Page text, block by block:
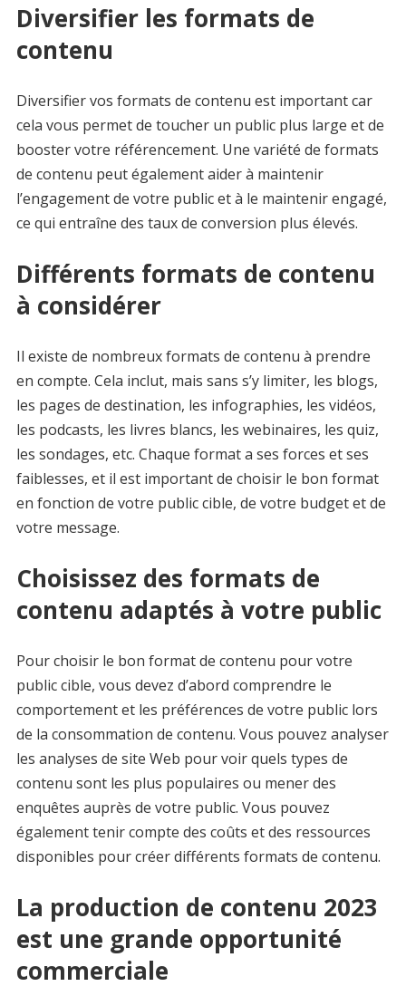
Diversifier les formats de
contenu
Diversifier vos formats de contenu est important car
cela vous permet de toucher un public plus large et de
booster votre référencement. Une variété de formats
de contenu peut également aider à maintenir
l’engagement de votre public et à le maintenir engagé,
ce qui entraîne des taux de conversion plus élevés.
Différents formats de contenu
à considérer
Il existe de nombreux formats de contenu à prendre
en compte. Cela inclut, mais sans s’y limiter, les blogs,
les pages de destination, les infographies, les vidéos,
les podcasts, les livres blancs, les webinaires, les quiz,
les sondages, etc. Chaque format a ses forces et ses
faiblesses, et il est important de choisir le bon format
en fonction de votre public cible, de votre budget et de
votre message.
Choisissez des formats de
contenu adaptés à votre public
Pour choisir le bon format de contenu pour votre
public cible, vous devez d’abord comprendre le
comportement et les préférences de votre public lors
de la consommation de contenu. Vous pouvez analyser
les analyses de site Web pour voir quels types de
contenu sont les plus populaires ou mener des
enquêtes auprès de votre public. Vous pouvez
également tenir compte des coûts et des ressources
disponibles pour créer différents formats de contenu.
La production de contenu 2023
est une grande opportunité
commerciale